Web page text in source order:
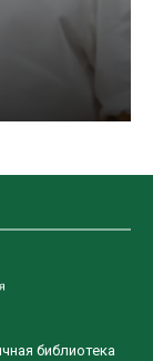
библиотека